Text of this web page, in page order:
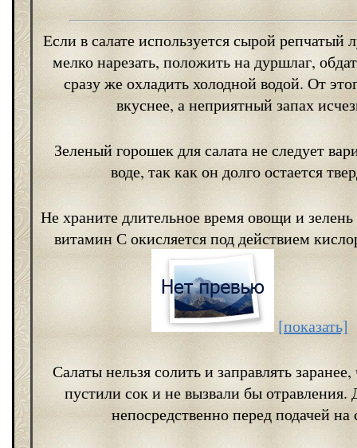
Если в салате используется сырой репчатый
мелко нарезать, положить на дуршлаг,
сразу же охладить холодной водой. От
вкуснее, а неприятный запах
Зеленый горошек для салата не следует
воде, так как он долго остается
Не храните длительное время овощи и
витамин С окисляется под действием
[показать]
Салаты нельзя солить и заправлять
пустили сок и не вызвали бы отравления.
непосредственно перед подачей на